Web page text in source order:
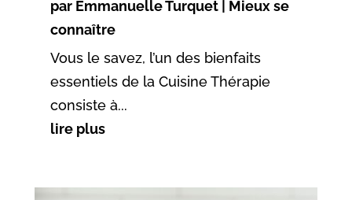
par Emmanuelle Turquet| Mieux se
connaître
Vous le savez, l’un des bienfaits
essentiels de la Cuisine Thérapie
consiste à...
lire plus